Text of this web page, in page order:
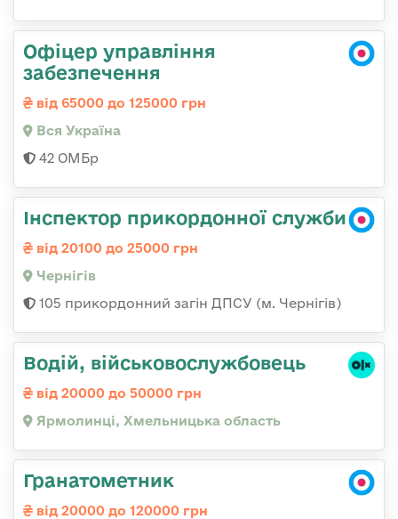
Офіцер управління
забезпечення
від 65000 до 125000 грн
Вся Україна
42 ОМБр
Інспектор прикордонної служби
від 20100 до 25000 грн
Чернігів
105 прикордонний загін ДПСУ (м. Чернігів)
Водій, військовослужбовець
від 20000 до 50000 грн
Ярмолинці, Хмельницька область
Гранатометник
від 20000 до 120000 грн